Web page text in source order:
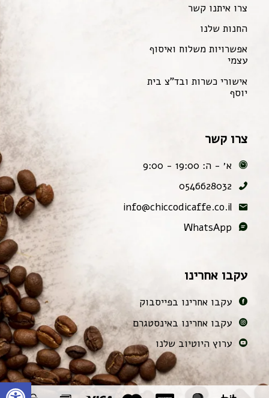
צרו איתנו קשר
החנות שלנו
אפשרויות משלוח ואיסוף
עצמי
אישורי כשרות ובד"צ בית
יוסף
צרו קשר
א׳ - ה: 19:00 - 9:00
0546628032
info@chiccodicaffe.co.il
WhatsApp
עקבו אחרינו
עקבו אחרינו בפייסבוק
עקבו אחרינו באינסטגרם
ערוץ היוטיוב שלנו